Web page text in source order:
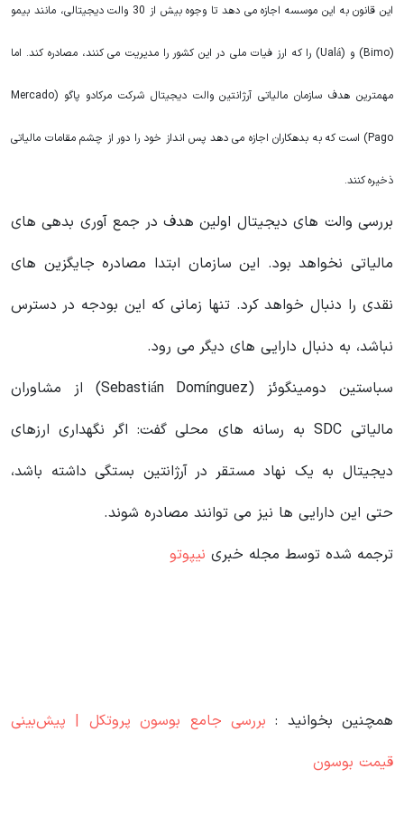
این قانون به این موسسه اجازه می دهد تا وجوه بیش از 30 والت دیجیتالی، مانند بیمو
(Bimo) و (Ualá) را که ارز فیات ملی در این کشور را مدیریت می کنند، مصادره کند. اما
مهمترین هدف سازمان مالیاتی آرژانتین والت دیجیتال شرکت مرکادو پاگو (Mercado
Pago) است که به بدهکاران اجازه می دهد پس انداز خود را دور از چشم مقامات مالیاتی
ذخیره کنند.
بررسی والت های دیجیتال اولین هدف در جمع آوری بدهی های
مالیاتی نخواهد بود. این سازمان ابتدا مصادره جایگزین های
نقدی را دنبال خواهد کرد. تنها زمانی که این بودجه در دسترس
نباشد، به دنبال دارایی های دیگر می رود.
سباستین دومینگوئز (Sebastián Domínguez) از مشاوران
مالیاتی SDC به رسانه های محلی گفت: اگر نگهداری ارزهای
دیجیتال به یک نهاد مستقر در آرژانتین بستگی داشته باشد،
حتی این دارایی ها نیز می توانند مصادره شوند.
ترجمه شده توسط مجله خبری نیپوتو
همچنین بخوانید : بررسی جامع بوسون پروتکل | پیش‌بینی
قیمت بوسون